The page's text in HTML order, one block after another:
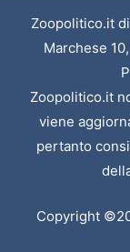
Zoopolitico.it
Marchese
Zoopolitico.it
viene
pertanto
Copyright